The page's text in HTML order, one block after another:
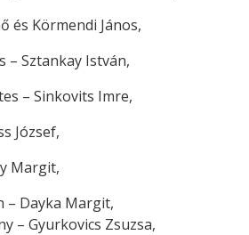
és Körmendi János,
– Sztankay István,
– Sinkovits Imre,
József,
Margit,
– Dayka Margit,
– Gyurkovics Zsuzsa,